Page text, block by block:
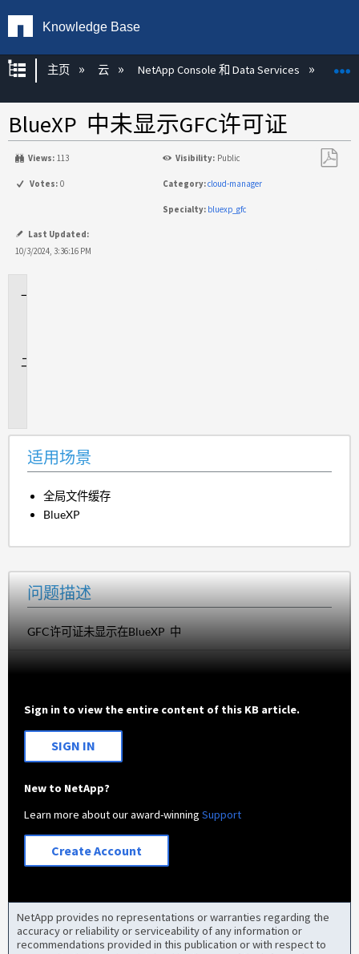
Knowledge Base
扩展/隐缩全局层次
主页 云 NetApp Console 和 Data Services
BlueXP 中未显示GFC许可证
Views: 113 Visibility: Public
Votes: 0 Category:cloud-manager
Specialty: bluexp_gfc
Last Updated:
10/3/2024, 3:36:16 PM
适用场景
全局文件缓存
BlueXP
问题描述
GFC许可证未显示在BlueXP 中
Sign in to view the entire content of this KB article.
SIGN IN
New to NetApp?
Learn more about our award-winningSupport
Create Account
NetApp provides no representations or warranties regarding the
accuracy or reliability or serviceability of any information or
recommendations provided in this publication or with respect to